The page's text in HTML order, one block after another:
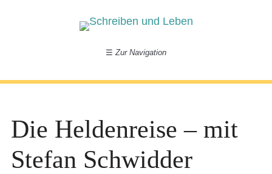
☰ Zur Navigation
Die Heldenreise – mit
Stefan Schwidder